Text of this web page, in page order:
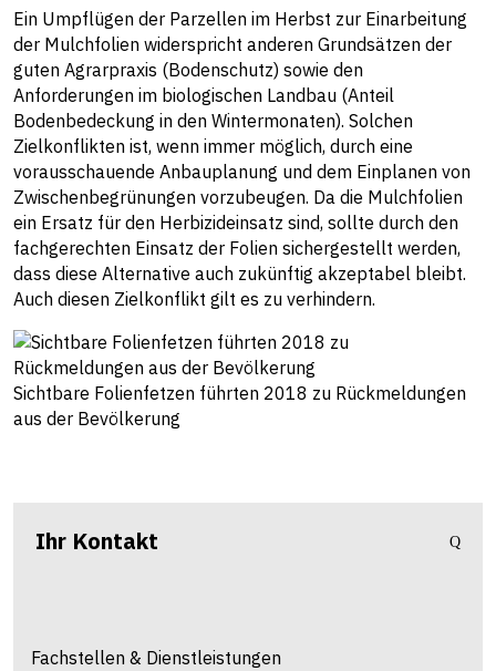
Ein Umpflügen der Parzellen im Herbst zur Einarbeitung
der Mulchfolien widerspricht anderen Grundsätzen der
guten Agrarpraxis (Bodenschutz) sowie den
Anforderungen im biologischen Landbau (Anteil
Bodenbedeckung in den Wintermonaten). Solchen
Zielkonflikten ist, wenn immer möglich, durch eine
vorausschauende Anbauplanung und dem Einplanen von
Zwischenbegrünungen vorzubeugen. Da die Mulchfolien
ein Ersatz für den Herbizideinsatz sind, sollte durch den
fachgerechten Einsatz der Folien sichergestellt werden,
dass diese Alternative auch zukünftig akzeptabel bleibt.
Auch diesen Zielkonflikt gilt es zu verhindern.
Sichtbare Folienfetzen führten 2018 zu Rückmeldungen
aus der Bevölkerung
Ihr Kontakt
Fachstellen & Dienstleistungen